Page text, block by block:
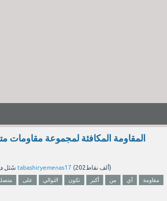
المقاومة المكافئة لمجموعة مقاومات
سُئل tabashiryemenas17 ( 202ألف نقاط)
على التوالي تكون أكبر من أي
مقاومة